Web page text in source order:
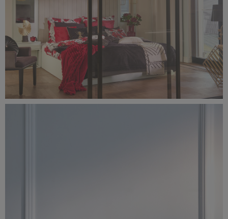
Classic_Delux10955.jpg